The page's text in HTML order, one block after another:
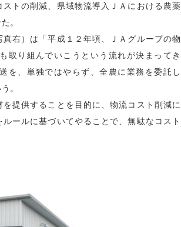
トの削減、県域物流導入ＪＡにおける農薬
。
右）は「平成１２年頃、ＪＡグループの物
取り組んでいこうという流れが決まってき
を、単独ではやらず、全農に業務を委託し
。
提供することを目的に、物流コスト削減に
ールに基づいてやることで、無駄なコスト